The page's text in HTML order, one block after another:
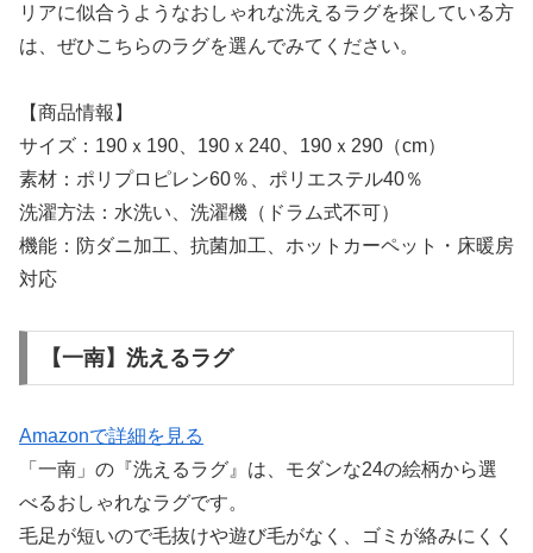
リアに似合うようなおしゃれな洗えるラグを探している方
は、ぜひこちらのラグを選んでみてください。
【商品情報】
サイズ：190ｘ190、190ｘ240、190ｘ290（cm）
素材：ポリプロピレン60％、ポリエステル40％
洗濯方法：水洗い、洗濯機（ドラム式不可）
機能：防ダニ加工、抗菌加工、ホットカーペット・床暖房
対応
【一南】洗えるラグ
Amazonで詳細を見る
「一南」の『洗えるラグ』は、モダンな24の絵柄から選
べるおしゃれなラグです。
毛足が短いので毛抜けや遊び毛がなく、ゴミが絡みにくく